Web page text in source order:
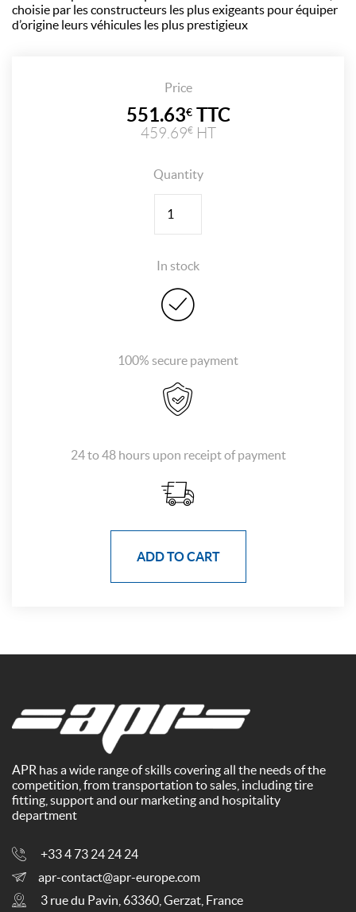
choisie par les constructeurs les plus exigeants pour équiper
d’origine leurs véhicules les plus prestigieux
Price
551.63€TTC
459.69€HT
Quantity
In stock
100% secure payment
24 to 48 hours upon receipt of payment
ADD TO CART
APR has a wide range of skills covering all the needs of the
competition, from transportation to sales, including tire
fitting, support and our marketing and hospitality
department
+33 4 73 24 24 24
apr-contact@apr-europe.com
3 rue du Pavin, 63360, Gerzat, France